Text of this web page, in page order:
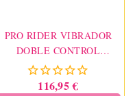
PRO RIDER VIBRADOR
DOBLE CONTROL
REMOTO NEGRO STRAP U
116,95 €